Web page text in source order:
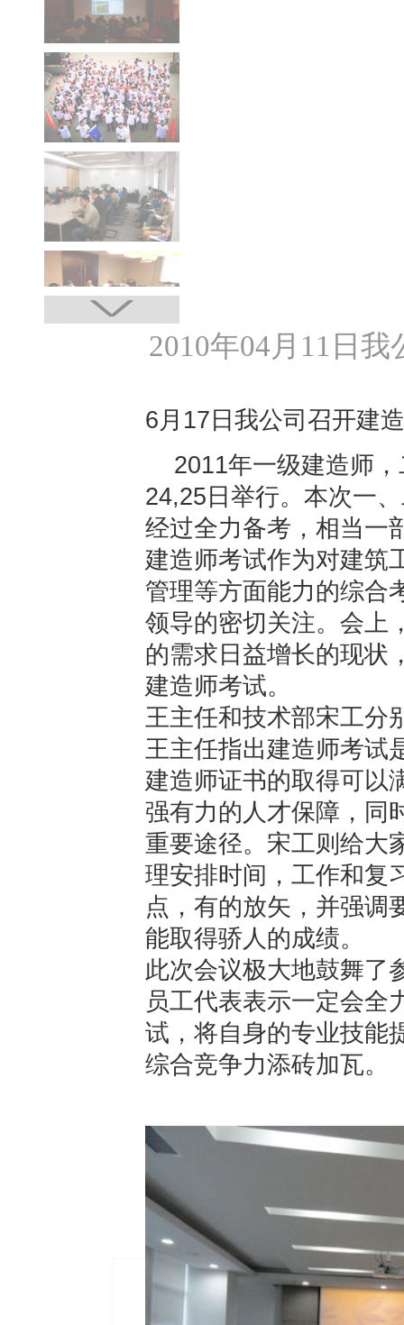
2010年04月11日
6月17日我公司召开建
2011年一级建造师，
24,25日举行。本次一
经过全力备考，相当一
建造师考试作为对建筑
管理等方面能力的综合
领导的密切关注。会上
的需求日益增长的现状
建造师考试。
王主任和技术部宋工分
王主任指出建造师考试
建造师证书的取得可以
强有力的人才保障，同
重要途径。宋工则给大
理安排时间，工作和复
点，有的放矢，并强调
能取得骄人的成绩。
此次会议极大地鼓舞了
员工代表表示一定会全
试，将自身的专业技能
综合竞争力添砖加瓦。